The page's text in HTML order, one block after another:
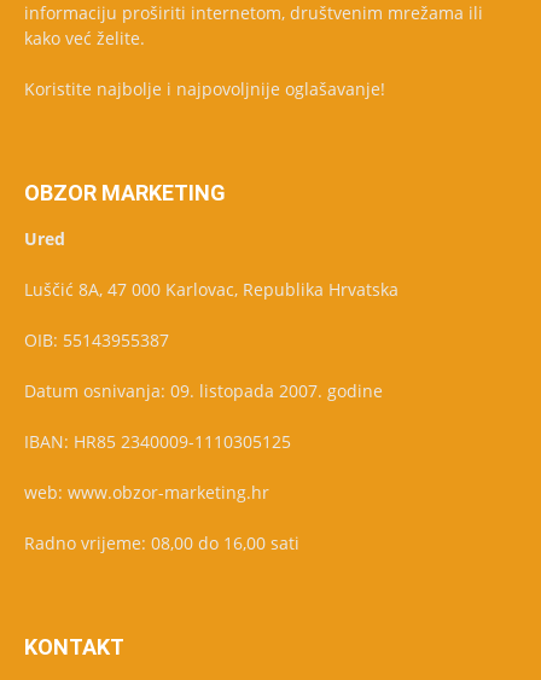
informaciju proširiti internetom, društvenim mrežama ili
kako već želite.
Koristite najbolje i najpovoljnije oglašavanje!
OBZOR MARKETING
Ured
Luščić 8A, 47 000 Karlovac, Republika Hrvatska
OIB: 55143955387
Datum osnivanja: 09. listopada 2007. godine
IBAN: HR85 2340009-1110305125
web: www.obzor-marketing.hr
Radno vrijeme: 08,00 do 16,00 sati
KONTAKT